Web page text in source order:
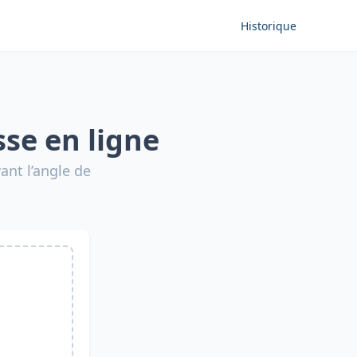
Historique
en ligne
l’angle de